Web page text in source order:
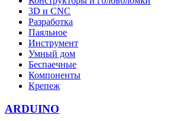
3D и CNC
Разработка
Паяльное
Инструмент
Умный дом
Беспаечные
Компоненты
Крепеж
ARDUINO